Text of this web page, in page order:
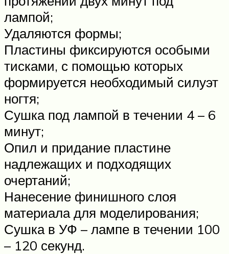
лампой;
Удаляются формы;
Пластины фиксируются особыми
тисками, с помощью которых
формируется необходимый силуэт
ногтя;
Сушка под лампой в течении 4 – 6
минут;
Опил и придание пластине
надлежащих и подходящих
очертаний;
Нанесение финишного слоя
материала для моделирования;
Сушка в УФ – лампе в течении 100
– 120 секунд.